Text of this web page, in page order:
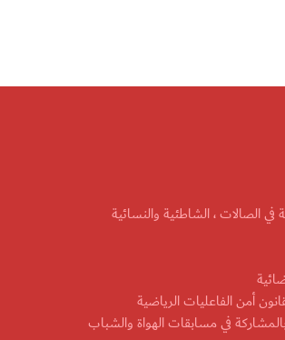
في الصالات ، الشاطئية والنسائية
أمن الفاعليات الرياضية
في مسابقات الهواة والشباب